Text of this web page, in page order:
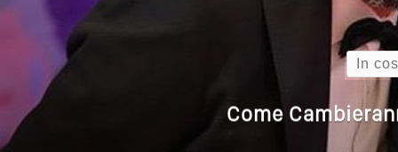
Search
Cos’è La
Come
Quale Sarà Il Futuro Della